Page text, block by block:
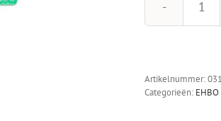
Plum
500
ml
Artikelnummer:
Categorieën: